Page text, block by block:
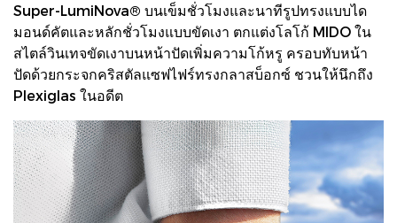
Super-LumiNova® บนเข็มชั่วโมงและนาทีรูปทรงแบบได
มอนด์คัตและหลักชั่วโมงแบบขัดเงา ตกแต่งโลโก้ MIDO ใน
สไตล์วินเทจขัดเงาบนหน้าปัดเพิ่มความโก้หรู ครอบทับหน้า
ปัดด้วยกระจกคริสตัลแซฟไฟร์ทรงกลาสบ็อกซ์ ชวนให้นึกถึง
Plexiglas ในอดีต